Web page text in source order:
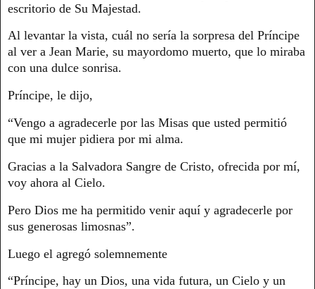
escritorio de Su Majestad.
Al levantar la vista, cuál no sería la sorpresa del Príncipe
al ver a Jean Marie, su mayordomo muerto, que lo miraba
con una dulce sonrisa.
Príncipe, le dijo,
“Vengo a agradecerle por las Misas que usted permitió
que mi mujer pidiera por mi alma.
Gracias a la Salvadora Sangre de Cristo, ofrecida por mí,
voy ahora al Cielo.
Pero Dios me ha permitido venir aquí y agradecerle por
sus generosas limosnas”.
Luego el agregó solemnemente
“Príncipe, hay un Dios, una vida futura, un Cielo y un